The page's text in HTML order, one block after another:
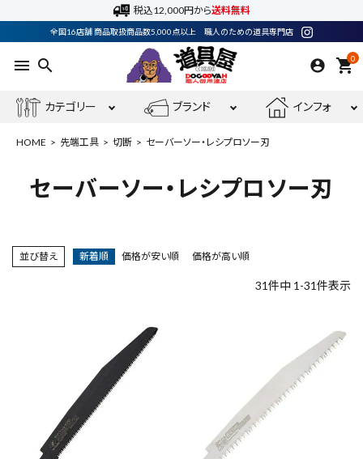
税込12,000円から送料無料
全国16店舗 商品取扱商品数5,000点以上 職人のための道具専門店
menu search 0
shopping_cart
カテゴリー ブランド インフォ
meeting_room ログイン
エアー工具・機械工具
先端工具
HOME 先端工具 切断 セーバーソー・レシプロソー刃
セーバーソー・レシプロソー刃
並び替え 新着順 価格が安い順 価格が高い順
31件中 1 -31件表示